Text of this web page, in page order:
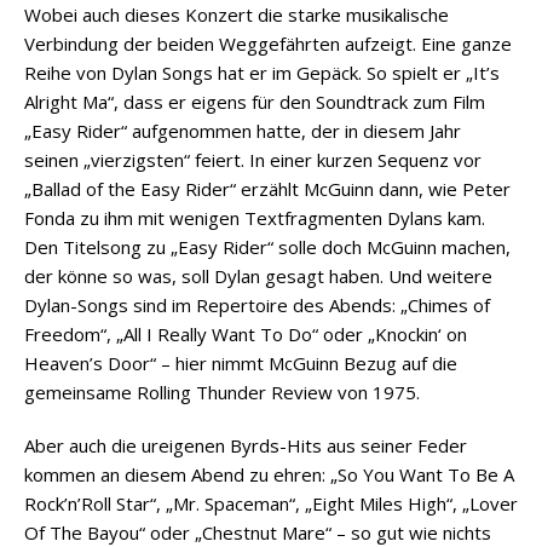
Wobei auch dieses Konzert die starke musikalische
Verbindung der beiden Weggefährten aufzeigt. Eine ganze
Reihe von Dylan Songs hat er im Gepäck. So spielt er „It’s
Alright Ma“, dass er eigens für den Soundtrack zum Film
„Easy Rider“ aufgenommen hatte, der in diesem Jahr
seinen „vierzigsten“ feiert. In einer kurzen Sequenz vor
„Ballad of the Easy Rider“ erzählt McGuinn dann, wie Peter
Fonda zu ihm mit wenigen Textfragmenten Dylans kam.
Den Titelsong zu „Easy Rider“ solle doch McGuinn machen,
der könne so was, soll Dylan gesagt haben. Und weitere
Dylan-Songs sind im Repertoire des Abends: „Chimes of
Freedom“, „All I Really Want To Do“ oder „Knockin‘ on
Heaven’s Door“ – hier nimmt McGuinn Bezug auf die
gemeinsame Rolling Thunder Review von 1975.
Aber auch die ureigenen Byrds-Hits aus seiner Feder
kommen an diesem Abend zu ehren: „So You Want To Be A
Rock’n’Roll Star“, „Mr. Spaceman“, „Eight Miles High“, „Lover
Of The Bayou“ oder „Chestnut Mare“ – so gut wie nichts